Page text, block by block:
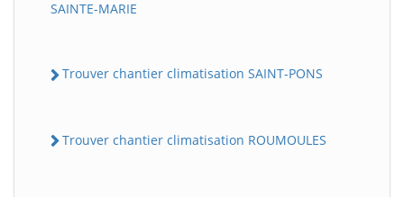
SAINTE-MARIE
Trouver chantier climatisation SAINT-PONS
Trouver chantier climatisation ROUMOULES